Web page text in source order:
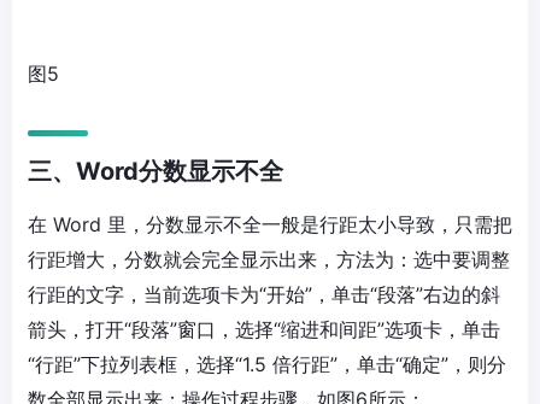
图5
三、Word分数显示不全
在 Word 里，分数显示不全一般是行距太小导致，只需把
行距增大，分数就会完全显示出来，方法为：选中要调整
行距的文字，当前选项卡为“开始”，单击“段落”右边的斜
箭头，打开“段落”窗口，选择“缩进和间距”选项卡，单击
“行距”下拉列表框，选择“1.5 倍行距”，单击“确定”，则分